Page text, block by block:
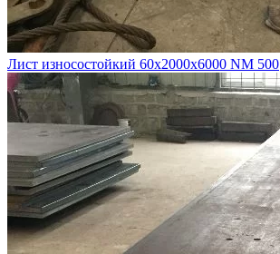
Лист износостойкий 60х2000х6000 NM 500